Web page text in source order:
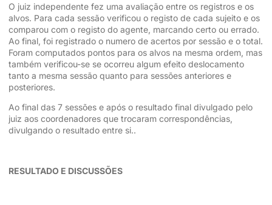
O juiz independente fez uma avaliação entre os registros e os
alvos. Para cada sessão verificou o registo de cada sujeito e os
comparou com o registo do agente, marcando certo ou errado.
Ao final, foi registrado o numero de acertos por sessão e o total.
Foram computados pontos para os alvos na mesma ordem, mas
também verificou-se se ocorreu algum efeito deslocamento
tanto a mesma sessão quanto para sessões anteriores e
posteriores.
Ao final das 7 sessões e após o resultado final divulgado pelo
juiz aos coordenadores que trocaram correspondências,
divulgando o resultado entre si..
RESULTADO E DISCUSSÕES